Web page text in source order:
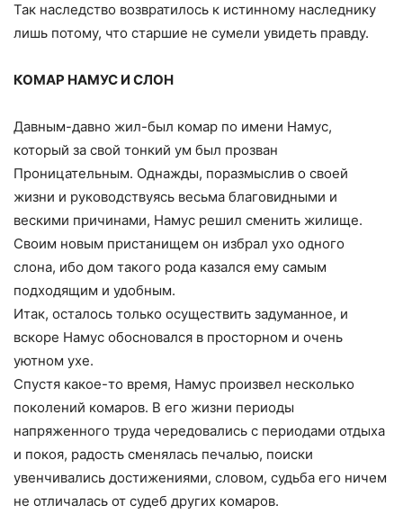
Так наследство возвратилось к истинному наследнику
лишь потому, что старшие не сумели увидеть правду.
КОМАР НАМУС И СЛОН
Давным-давно жил-был комар по имени Намус,
который за свой тонкий ум был прозван
Проницательным. Однажды, поразмыслив о своей
жизни и руководствуясь весьма благовидными и
вескими причинами, Намус решил сменить жилище.
Своим новым пристанищем он избрал ухо одного
слона, ибо дом такого рода казался ему самым
подходящим и удобным.
Итак, осталось только осуществить задуманное, и
вскоре Намус обосновался в просторном и очень
уютном ухе.
Спустя какое-то время, Намус произвел несколько
поколений комаров. В его жизни периоды
напряженного труда чередовались с периодами отдыха
и покоя, радость сменялась печалью, поиски
увенчивались достижениями, словом, судьба его ничем
не отличалась от судеб других комаров.